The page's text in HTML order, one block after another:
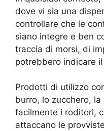
dove vi sia una
controllare che le
siano integre e ben
traccia di morsi, di
potrebbero indicare
Prodotti di utilizzo
burro, lo zucchero,
facilmente i roditori,
attaccano le